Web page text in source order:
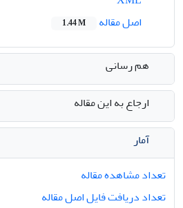
اصل مقاله
1.44 M
هم رسانی
ارجاع به این مقاله
آمار
تعداد مشاهده مقاله
تعداد دریافت فایل اصل مقاله